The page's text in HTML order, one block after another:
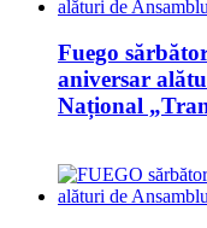
Fuego
aniversar
Național